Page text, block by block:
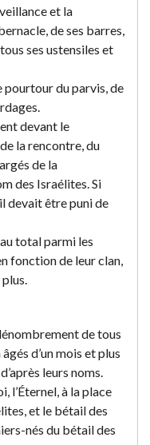
et la
de ses barres,
ses ustensiles et
pourtour du parvis, de
devant le
la rencontre, du
de la
des Israélites. Si
il devait être puni de
total parmi les
fonction de leur clan,
de tous
d’un mois et plus
leurs noms.
l’Éternel, à la place
et le bétail des
nés du bétail des